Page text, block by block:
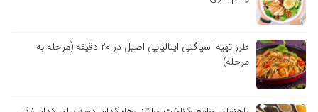
طرز تهیه اسپاگتی ایتالیایی اصیل در ۲۰ دقیقه (مرحله به
مرحله)